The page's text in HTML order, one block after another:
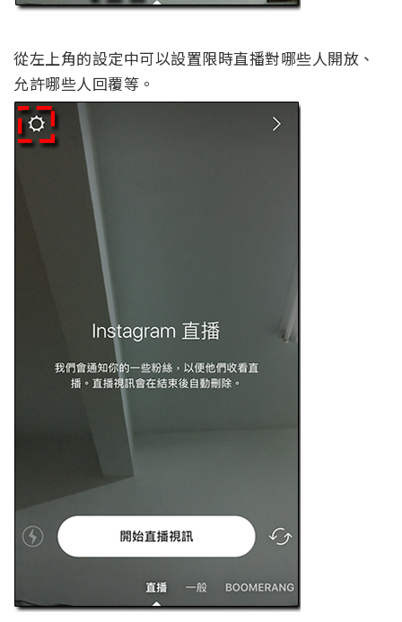
從左上角的設定中可以設置限時直播對哪些人開放、
允許哪些人回覆等。